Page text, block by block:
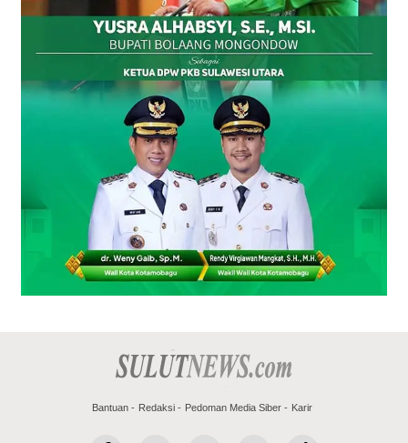
Bantuan Redaksi Pedoman Media Siber Karir